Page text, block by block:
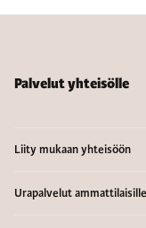
Palvelut yhteisölle
Liity mukaan yhteisöön
Urapalvelut ammattilaisille